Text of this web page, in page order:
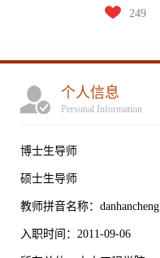
249
个人信息
Personal Information
博士生导师
硕士生导师
教师拼音名称：danhancheng
入职时间：2011-09-06